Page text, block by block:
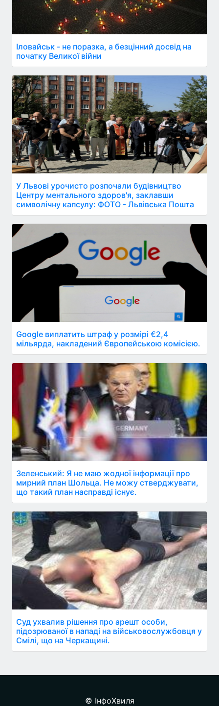
Іловайськ - не поразка, а безцінний досвід на
початку Великої війни
У Львові урочисто розпочали будівництво
Центру ментального здоров'я, заклавши
символічну капсулу: ФОТО - Львівська Пошта
Google виплатить штраф у розмірі €2,4
мільярда, накладений Європейською комісією.
Зеленський: Я не маю жодної інформації про
мирний план Шольца. Не можу стверджувати,
що такий план насправді існує.
Суд ухвалив рішення про арешт особи,
підозрюваної в нападі на військовослужбовця у
Смілі, що на Черкащині.
© ІнфоХвиля